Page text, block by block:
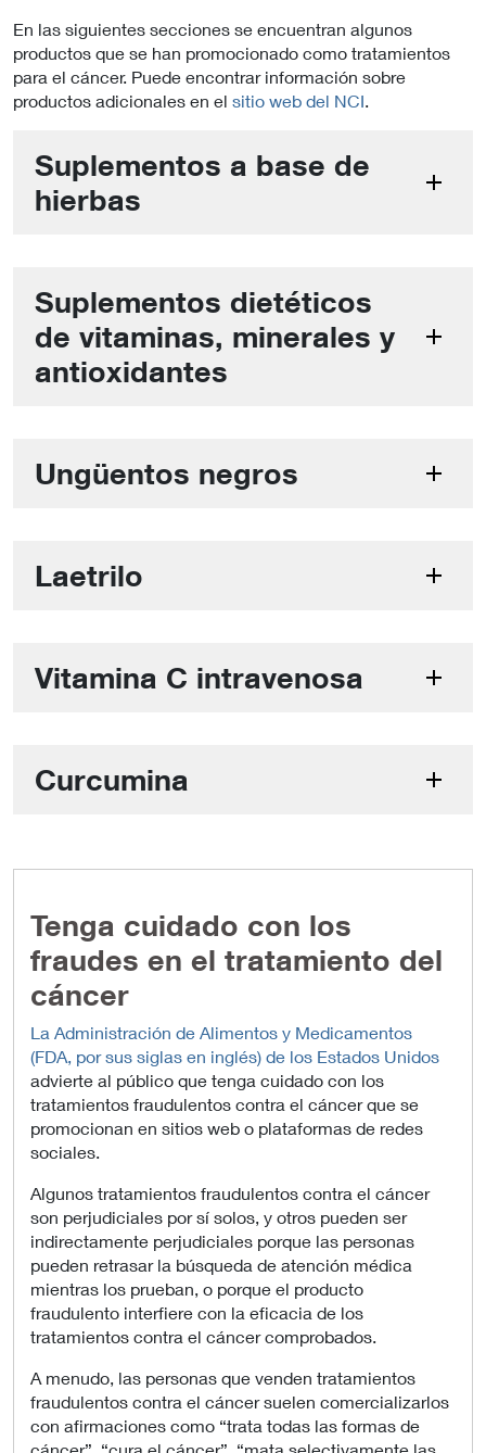
En las siguientes secciones se encuentran algunos
productos que se han promocionado como tratamientos
para el cáncer. Puede encontrar información sobre
productos adicionales en el sitio web del NCI
Suplementos a base de
hierbas
Suplementos dietéticos
de vitaminas, minerales y
antioxidantes
Ungüentos negros
Laetrilo
Vitamina C intravenosa
Curcumina
Tenga cuidado con los
fraudes en el tratamiento del
cáncer
La Administración de Alimentos y Medicamentos
(FDA, por sus siglas en inglés) de los Estados Unidos
advierte al público que tenga cuidado con los
tratamientos fraudulentos contra el cáncer que se
promocionan en sitios web o plataformas de redes
sociales.
Algunos tratamientos fraudulentos contra el cáncer
son perjudiciales por sí solos, y otros pueden ser
indirectamente perjudiciales porque las personas
pueden retrasar la búsqueda de atención médica
mientras los prueban, o porque el producto
fraudulento interfiere con la eficacia de los
tratamientos contra el cáncer comprobados.
A menudo, las personas que venden tratamientos
fraudulentos contra el cáncer suelen comercializarlos
con afirmaciones como “trata todas las formas de
cáncer”, “cura el cáncer”, “mata selectivamente las